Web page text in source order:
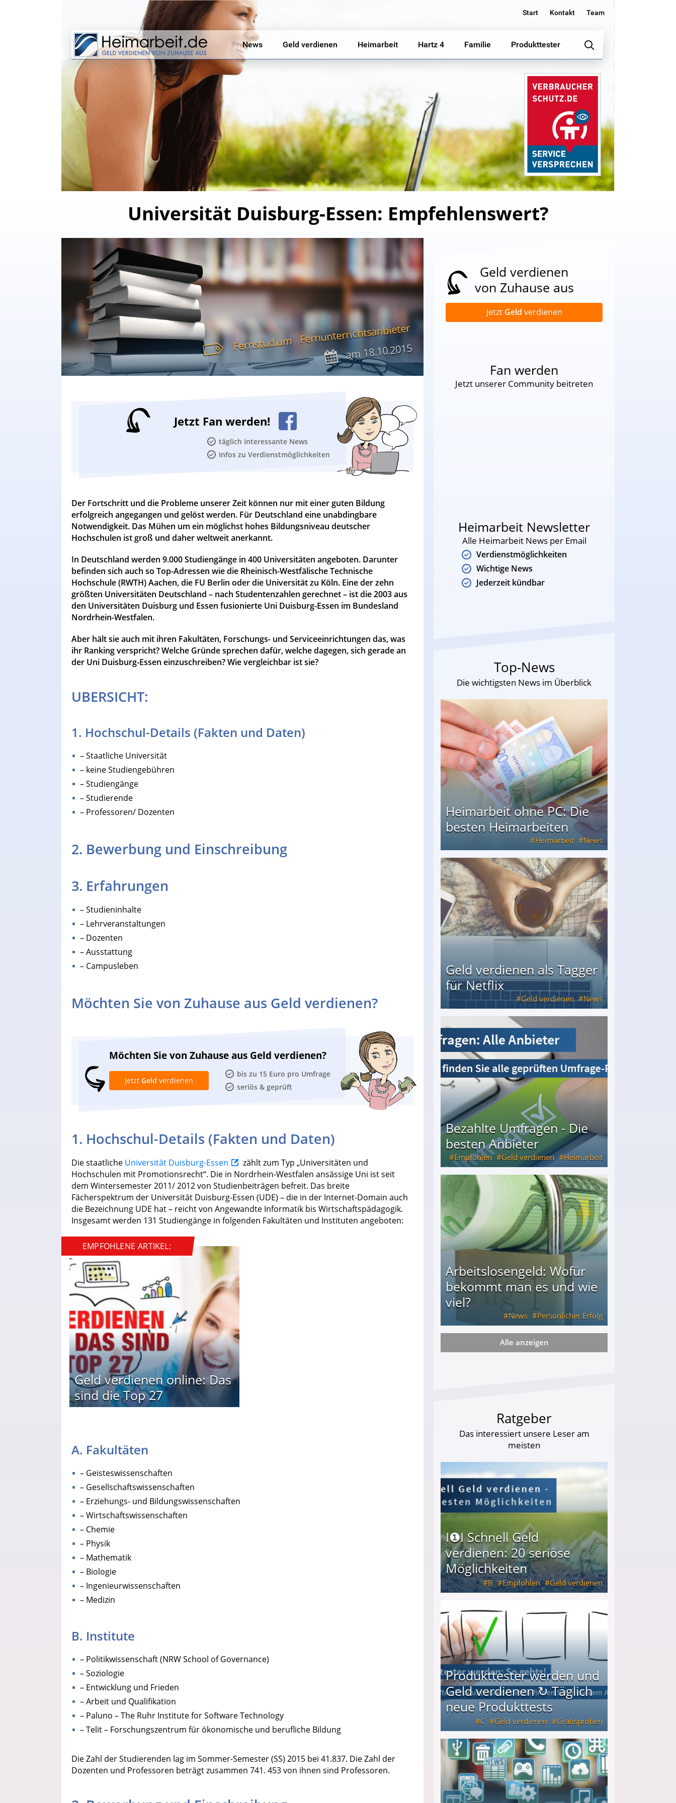
Start Kontakt Team
News Geld verdienen Heimarbeit Hartz 4 Familie Produkttester
Universität Duisburg-Essen: Empfehlenswert?
Fernstudium Fernunterrichtsanbieter
am18.10.2015
Jetzt Fan werden!
täglich interessante News
Infos zu Verdienstmöglichkeiten
Der Fortschritt und die Probleme unserer Zeit können nur mit einer guten Bildung
erfolgreich angegangen und gelöst werden. Für Deutschland eine unabdingbare
Notwendigkeit. Das Mühen um ein möglichst hohes Bildungsniveau deutscher
Hochschulen ist groß und daher weltweit anerkannt.
In Deutschland werden 9.000 Studiengänge in 400 Universitäten angeboten. Darunter
befinden sich auch so Top-Adressen wie die Rheinisch-Westfälische Technische
Hochschule (RWTH) Aachen, die FU Berlin oder die Universität zu Köln. Eine der zehn
größten Universitäten Deutschland – nach Studentenzahlen gerechnet – ist die 2003 aus
den Universitäten Duisburg und Essen fusionierte Uni Duisburg-Essen im Bundesland
Nordrhein-Westfalen.
Aber hält sie auch mit ihren Fakultäten, Forschungs- und Serviceeinrichtungen das, was
ihr Ranking verspricht? Welche Gründe sprechen dafür, welche dagegen, sich gerade an
der Uni Duisburg-Essen einzuschreiben? Wie vergleichbar ist sie?
UBERSICHT:
1. Hochschul-Details (Fakten und Daten)
– Staatliche Universität
– keine Studiengebühren
– Studiengänge
– Studierende
– Professoren/ Dozenten
2. Bewerbung und Einschreibung
3. Erfahrungen
– Studieninhalte
– Lehrveranstaltungen
– Dozenten
– Ausstattung
– Campusleben
Möchten Sie von Zuhause aus Geld verdienen?
Möchten Sie von Zuhause aus Geld verdienen?
bis zu 15 Euro pro Umfrage
seriös & geprüft
Jetzt Geld verdienen
1. Hochschul-Details (Fakten und Daten)
Die staatliche Universität Duisburg-Essen
zählt zum Typ „Universitäten und
Hochschulen mit Promotionsrecht“. Die in Nordrhein-Westfalen ansässige Uni ist seit
dem Wintersemester 2011/ 2012 von Studienbeiträgen befreit. Das breite
Fächerspektrum der Universität Duisburg-Essen (UDE) – die in der Internet-Domain auch
die Bezeichnung UDE hat – reicht von Angewandte Informatik bis Wirtschaftspädagogik.
Insgesamt werden 131 Studiengänge in folgenden Fakultäten und Instituten angeboten:
EMPFOHLENE ARTIKEL:
Geld verdienen online: Das
sind die Top 27
A. Fakultäten
– Geisteswissenschaften
– Gesellschaftswissenschaften
– Erziehungs- und Bildungswissenschaften
– Wirtschaftswissenschaften
– Chemie
– Physik
– Mathematik
– Biologie
– Ingenieurwissenschaften
– Medizin
B. Institute
– Politikwissenschaft (NRW School of Governance)
– Soziologie
– Entwicklung und Frieden
– Arbeit und Qualifikation
– Paluno – The Ruhr Institute for Software Technology
– Telit – Forschungszentrum für ökonomische und berufliche Bildung
Die Zahl der Studierenden lag im Sommer-Semester (SS) 2015 bei 41.837. Die Zahl der
Dozenten und Professoren beträgt zusammen 741. 453 von ihnen sind Professoren.
Geld verdienen
von Zuhause aus
Jetzt Geld verdienen
Fan werden
Jetzt unserer Community beitreten
Heimarbeit Newsletter
Alle Heimarbeit News per Email
Verdienstmöglichkeiten
Wichtige News
Jederzeit kündbar
Top-News
Die wichtigsten News im Überblick
Heimarbeit ohne PC: Die
besten Heimarbeiten
Heimarbeit News
Heimarbeit ohne PC: Die besten Heimarbeiten
Geld verdienen als Tagger
für Netflix
Geld verdienen News
Geld verdienen als Tagger für Netflix
Bezahlte Umfragen - Die
besten Anbieter
Empfohlen Geld verdienen Heimarbeit
Bezahlte Umfragen - Die besten Anbieter
Arbeitslosengeld: Wofür
bekommt man es und wie
viel?
News Persönlicher Erfolg
Arbeitslosengeld: Wofür bekommt man es und wie viel?
Alle anzeigen
Ratgeber
Das interessiert unsere Leser am
meisten
I❶I Schnell Geld
verdienen: 20 seriöse
Möglichkeiten
B Empfohlen Geld verdienen
Produkttester werden und
Geld verdienen ↻ Täglich
neue Produkttests
C Geld verdienen Gratisproben
Produkttester werden und Geld verdienen ↻ Täglich neue Produkttests